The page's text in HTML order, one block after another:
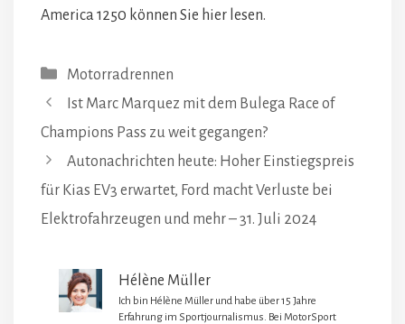
America 1250 können Sie hier lesen.
Kategorien
Motorradrennen
Ist Marc Marquez mit dem Bulega Race of
Champions Pass zu weit gegangen?
Autonachrichten heute: Hoher Einstiegspreis
für Kias EV3 erwartet, Ford macht Verluste bei
Elektrofahrzeugen und mehr – 31. Juli 2024
Hélène Müller
Ich bin Hélène Müller und habe über 15 Jahre
Erfahrung im Sportjournalismus. Bei MotorSport